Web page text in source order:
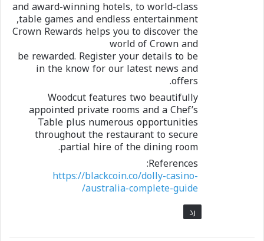
and award-winning hotels, to world-class
table games and endless entertainment,
Crown Rewards helps you to discover the
world of Crown and
be rewarded. Register your details to be
in the know for our latest news and
offers.
Woodcut features two beautifully
appointed private rooms and a Chef’s
Table plus numerous opportunities
throughout the restaurant to secure
partial hire of the dining room.
References:
https://blackcoin.co/dolly-casino-
australia-complete-guide/
رد